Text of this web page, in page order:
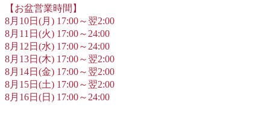
【お盆営業時間】
8月10日(月) 17:00～翌2:00
8月11日(火) 17:00～24:00
8月12日(水) 17:00～24:00
8月13日(木) 17:00～翌2:00
8月14日(金) 17:00～翌2:00
8月15日(土) 17:00～翌2:00
8月16日(日) 17:00～24:00